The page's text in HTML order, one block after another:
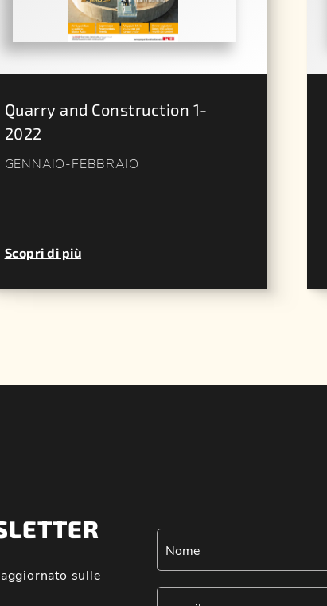
Quarry and Construction 1-
2022
GENNAIO-FEBBRAIO
Scopri di più
sulle